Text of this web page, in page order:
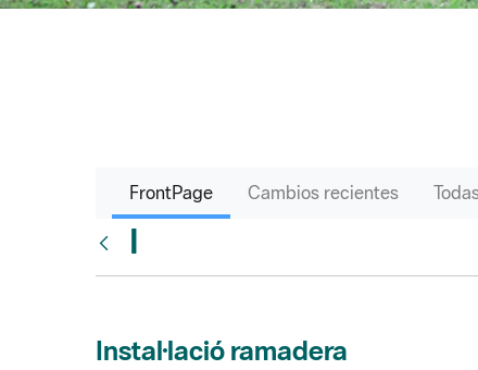
FrontPage Cambios recientes
I
Instal·lació ramadera